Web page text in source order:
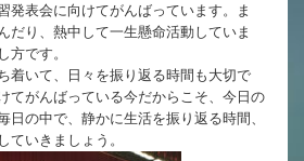
発表会に向けてがんばっています。ま
だり、熱中して一生懸命活動していま
方です。
着いて、日々を振り返る時間も大切で
てがんばっている今だからこそ、今日の
日の中で、静かに生活を振り返る時間、
ていきましょう。
体育と食育
クラブ活動
委員会